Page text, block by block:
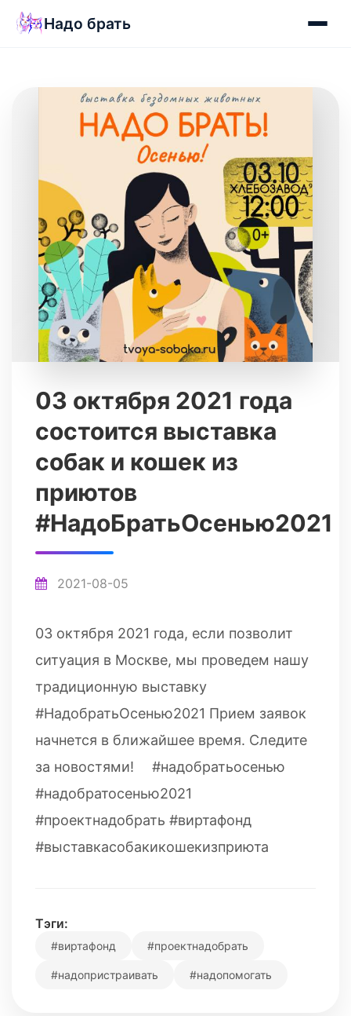
Надо брать
03 октября 2021 года
состоится выставка
собак и кошек из
приютов
#НадоБратьОсенью2021
2021-08-05
03 октября 2021 года, если позволит
ситуация в Москве, мы проведем нашу
традиционную выставку
#НадобратьОсенью2021 Прием заявок
начнется в ближайшее время. Следите
за новостями! ⠀ #надобратьосенью
#надобратосенью2021
#проектнадобрать #виртафонд
#выставкасобакикошекизприюта
Тэги:
#виртафонд #проектнадобрать
#надопристраивать #надопомогать